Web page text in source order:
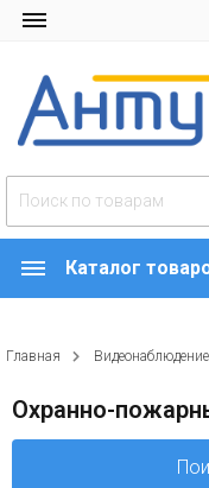
Каталог
Главная
Охранно-